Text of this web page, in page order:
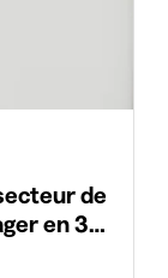
de
en 36